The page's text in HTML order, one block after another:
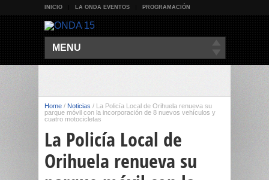
INICIO LA ONDA EVENTOS PROGRAMACIÓN
MENU
Home / Noticias / La Policía Local de Orihuela renueva su
parque móvil con la incorporación de 8 nuevos vehículos y
cuatro motocicletas
La Policía Local de
Orihuela renueva su